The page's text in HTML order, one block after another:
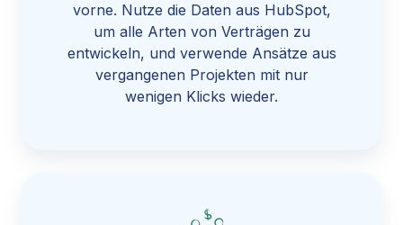
vorne. Nutze die Daten aus HubSpot,
um alle Arten von Verträgen zu
entwickeln, und verwende Ansätze aus
vergangenen Projekten mit nur
wenigen Klicks wieder.